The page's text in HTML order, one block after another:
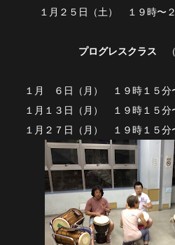
１月２５日（土） １９時
プログレスクラス （
１月 ６日（月） １９時１５
１月１３日（月） １９時１
１月２７日（月） １９時１